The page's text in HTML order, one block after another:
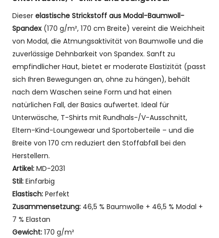
Dieser elastische Strickstoff aus Modal-Baumwoll-
Spandex (170 g/m², 170 cm Breite) vereint die Weichheit
von Modal, die Atmungsaktivität von Baumwolle und die
zuverlässige Dehnbarkeit von Spandex. Sanft zu
empfindlicher Haut, bietet er moderate Elastizität (passt
sich Ihren Bewegungen an, ohne zu hängen), behält
nach dem Waschen seine Form und hat einen
natürlichen Fall, der Basics aufwertet. Ideal für
Unterwäsche, T-Shirts mit Rundhals-/V-Ausschnitt,
Eltern-Kind-Loungewear und Sportoberteile – und die
Breite von 170 cm reduziert den Stoffabfall bei den
Herstellern.
Artikel: MD-2031
Stil: Einfarbig
Elastisch: Perfekt
Zusammensetzung: 46,5 % Baumwolle + 46,5 % Modal +
7 % Elastan
Gewicht: 170 g/m²